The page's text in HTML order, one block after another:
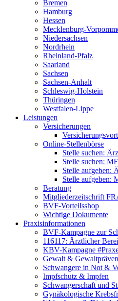
Bremen
Hamburg
Hessen
Mecklenburg-
Niedersachsen
Nordrhein
Rheinland-Pfalz
Saarland
Sachsen
Sachsen-Anhalt
Schleswig-Holstein
Thüringen
Westfalen-Lippe
Leistungen
Versicherungen
Online-Stellenbörse
Stelle suchen:
Stelle suchen:
Stelle aufgeben:
Stelle aufgeben:
Beratung
Mitgliederzeitschrift
BVF-Vorteilsshop
Wichtige Dokumente
Praxisinformationen
BVF-Kampagne zur
116117: Ärztlicher
KBV-Kampagne
Gewalt &
Schwangere in Not &
Impfschutz & Impfen
Schwangerschaft und
Gynäkologische